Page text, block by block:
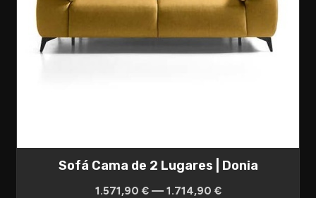
Sofá Cama de 2 Lugares | Donia
1.571,90 € — 1.714,90 €